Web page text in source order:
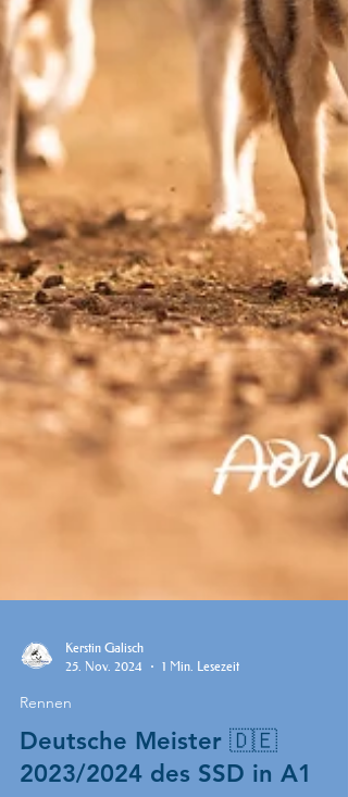
Kerstin Galisch
Rennen